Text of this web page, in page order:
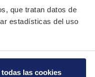
que tratan datos de
estadísticas del uso
las cookies